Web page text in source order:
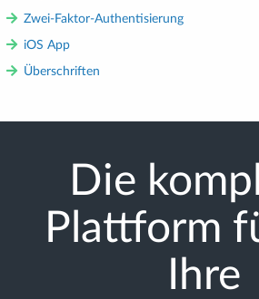
Zwei-Faktor-Authentisierung
iOS App
Überschriften
Die
Plattform
Ihre